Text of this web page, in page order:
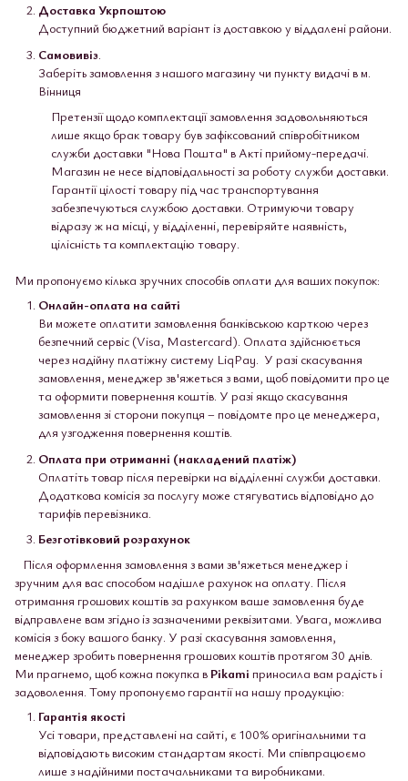
Доставка Укрпоштою
Доступний бюджетний варіант із доставкою у віддалені райони.
Самовивіз.
Заберіть замовлення з нашого магазину чи пункту видачі в м.
Вінниця
Претензії щодо комплектації замовлення задовольняються
лише якщо брак товару був зафіксований співробітником
служби доставки "Нова Пошта" в Акті прийому-передачі.
Магазин не несе відповідальності за роботу служби доставки.
Гарантії цілості товару під час транспортування
забезпечуються службою доставки. Отримуючи товару
відразу ж на місці, у відділенні, перевіряйте наявність,
цілісність та комплектацію товару.
Ми пропонуємо кілька зручних способів оплати для ваших покупок:
Онлайн-оплата на сайті
Ви можете оплатити замовлення банківською карткою через
безпечний сервіс (Visa, Mastercard). Оплата здійснюється
через надійну платіжну систему LiqPay. У разі скасування
замовлення, менеджер зв'яжеться з вами, щоб повідомити про це
та оформити повернення коштів. У разі якщо скасування
замовлення зі сторони покупця – повідомте про це менеджера,
для узгодження повернення коштів.
Оплата при отриманні (накладений платіж)
Оплатіть товар після перевірки на відділенні служби доставки.
Додаткова комісія за послугу може стягуватись відповідно до
тарифів перевізника.
Безготівковий розрахунок
Після оформлення замовлення з вами зв'яжеться менеджер і
зручним для вас способом надішле рахунок на оплату. Після
отримання грошових коштів за рахунком ваше замовлення буде
відправлене вам згідно із зазначеними реквізитами. Увага, можлива
комісія з боку вашого банку. У разі скасування замовлення,
менеджер зробить повернення грошових коштів протягом 30 днів.
Ми прагнемо, щоб кожна покупка в Pikami приносила вам радість і
задоволення. Тому пропонуємо гарантії на нашу продукцію:
Гарантія якості
Усі товари, представлені на сайті, є 100% оригінальними та
відповідають високим стандартам якості. Ми співпрацюємо
лише з надійними постачальниками та виробниками.